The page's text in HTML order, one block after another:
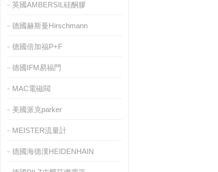
英國AMBERSIL硅酮膠
德國赫斯曼Hirschmann
德國倍加福P+F
德國IFM易福門
MAC電磁閥
美國派克parker
MEISTER流量計
德國海德漢HEIDENHAIN